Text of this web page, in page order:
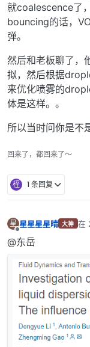
就coalescence了
bouncing的话，
弹。
然后和老板聊了，
拟，然后根据
来优化喷雾的
体是这样。。
所以当时问你是不
回来了，都回来了～
桎 1 条回复
星 星星星星晴 大神 在
最
@东岳